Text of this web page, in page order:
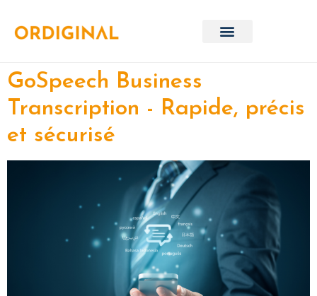
GoSpeech Business
Transcription - Rapide, précis
et sécurisé